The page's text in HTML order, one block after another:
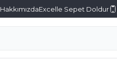
HakkımızdaExcelle Sepet Doldur